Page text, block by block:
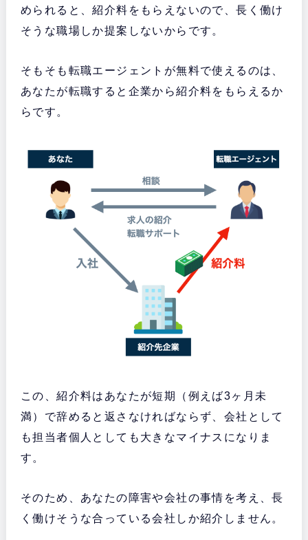
められると、紹介料をもらえないので、長く働け
そうな職場しか提案しないからです。
そもそも転職エージェントが無料で使えるのは、
あなたが転職すると企業から紹介料をもらえるか
らです。
この、紹介料はあなたが短期（例えば3ヶ月未
満）で辞めると返さなければならず、会社として
も担当者個人としても大きなマイナスになりま
す。
そのため、あなたの障害や会社の事情を考え、長
く働けそうな合っている会社しか紹介しません。